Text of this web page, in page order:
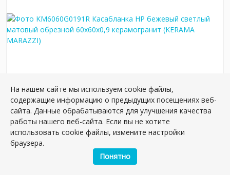
KM6060G0191R Касабланка HP бежевый
светлый матовый обрезной 60x60x0,9
керамогранит
Артикул: KM6060G0191R
Размер: 60*60 см
На нашем сайте мы используем cookie файлы,
содержащие информацию о предыдущих посещениях веб-
сайта. Данные обрабатываются для улучшения качества
работы нашего веб-сайта. Если вы не хотите
использовать cookie файлы, измените настройки
браузера.
Понятно